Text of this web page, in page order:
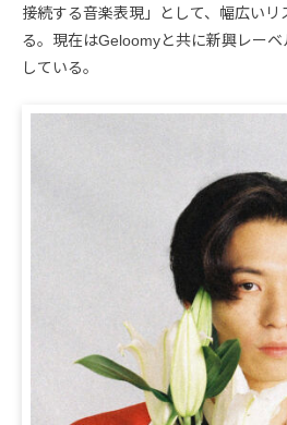
接続する音楽表現」として、幅広い
る。現在はGeloomyと共に新興レー
している。